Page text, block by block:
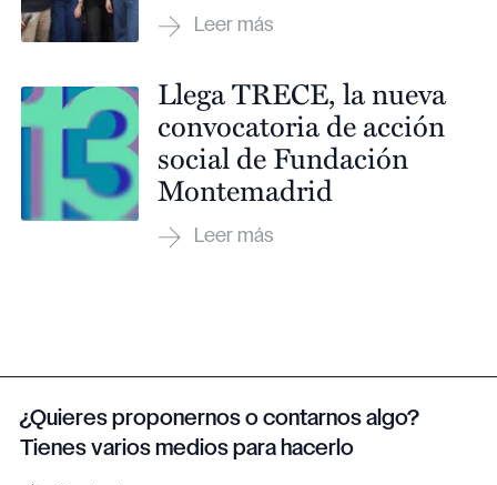
Llega TRECE, la nueva
convocatoria de acción
social de Fundación
Montemadrid
¿Quieres proponernos o contarnos algo?
Tienes varios medios para hacerlo